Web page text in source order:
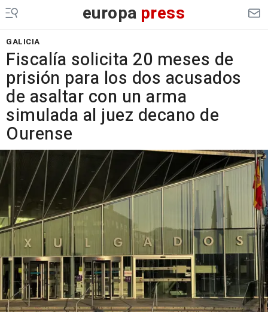
europa press
GALICIA
Fiscalía solicita 20 meses de
prisión para los dos acusados
de asaltar con un arma
simulada al juez decano de
Ourense